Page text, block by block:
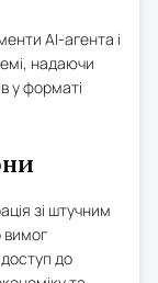
AI-агента і
надаючи
у форматі
зі штучним
вимог
до